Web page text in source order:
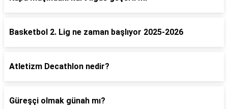
Basketbol 2. Lig ne zaman başlıyor 2025-2026
Atletizm Decathlon nedir?
Güreşçi olmak günah mı?